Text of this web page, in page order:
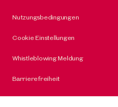
Nutzungsbedingungen
Cookie Einstellungen
Whistleblowing Meldung
Barrierefreiheit